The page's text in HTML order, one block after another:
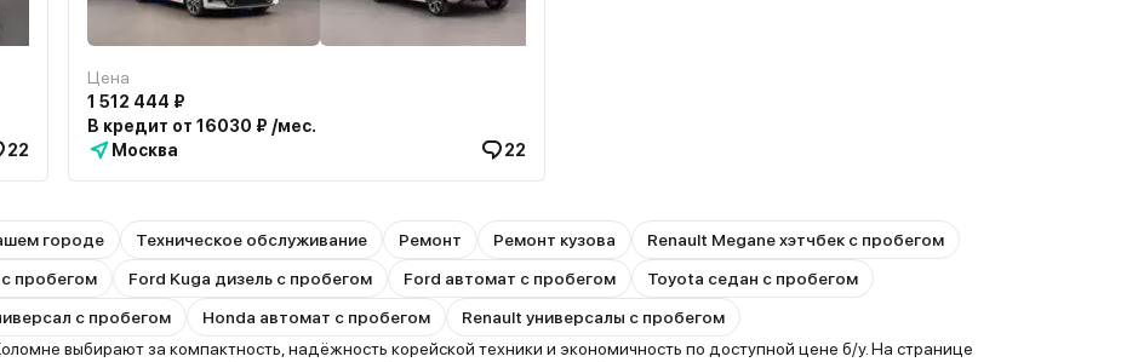
22
Цена
1 512 444 ₽
В кредит от 16030 ₽ /мес.
Москва
22
городе Техническое обслуживание Ремонт Ремонт кузова
Renault Megane хэтчбек с пробегом
с пробегом Ford Kuga дизель с пробегом Ford автомат с пробегом
Toyota седан с пробегом
с пробегом Honda автомат с пробегом
Renault универсалы с пробегом
выбирают за компактность, надёжность корейской техники и экономичность по доступной цене б/у. На странице